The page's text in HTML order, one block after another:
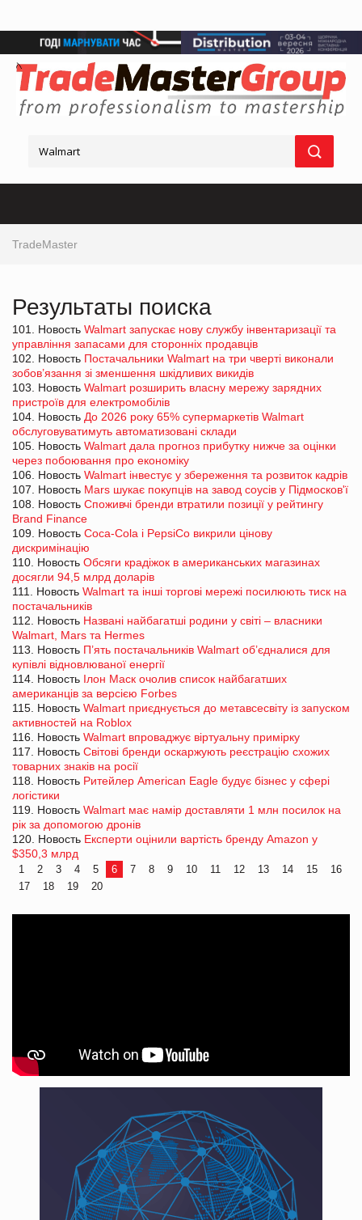
TradeMaster
Результаты поиска
101. Новость Walmart запускає нову службу інвентаризації та
управління запасами для сторонніх продавців
102. Новость Постачальники Walmart на три чверті виконали
зобов’язання зі зменшення шкідливих викидів
103. Новость Walmart розширить власну мережу зарядних
пристроїв для електромобілів
104. Новость До 2026 року 65% супермаркетів Walmart
обслуговуватимуть автоматизовані склади
105. Новость Walmart дала прогноз прибутку нижче за оцінки
через побоювання про економіку
106. Новость Walmart інвестує у збереження та розвиток кадрів
107. Новость Mars шукає покупців на завод соусів у Підмосков'ї
108. Новость Споживчі бренди втратили позиції у рейтингу
Brand Finance
109. Новость Coca-Cola і PepsiCo викрили цінову
дискримінацію
110. Новость Обсяги крадіжок в американських магазинах
досягли 94,5 млрд доларів
111. Новость Walmart та інші торгові мережі посилюють тиск на
постачальників
112. Новость Названі найбагатші родини у світі – власники
Walmart, Mars та Hermes
113. Новость П’ять постачальників Walmart об’єдналися для
купівлі відновлюваної енергії
114. Новость Ілон Маск очолив список найбагатших
американців за версією Forbes
115. Новость Walmart приєднується до метавсесвіту із запуском
активностей на Roblox
116. Новость Walmart впроваджує віртуальну примірку
117. Новость Світові бренди оскаржують реєстрацію схожих
товарних знаків на росії
118. Новость Ритейлер American Eagle будує бізнес у сфері
логістики
119. Новость Walmart має намір доставляти 1 млн посилок на
рік за допомогою дронів
120. Новость Експерти оцінили вартість бренду Amazon у
$350,3 млрд
1 2 3 4 5 6 7 8 9 10 11 12 13 14 15
16
17
18 19 20